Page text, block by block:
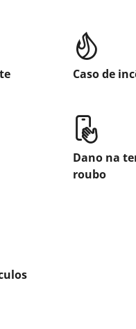
Caso de
Dano na
roubo